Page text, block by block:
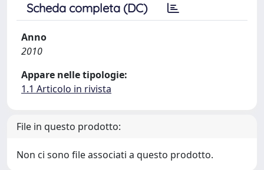
Scheda completa (DC)
Anno
2010
Appare nelle tipologie:
1.1 Articolo in rivista
File in questo prodotto:
Non ci sono file associati a questo prodotto.